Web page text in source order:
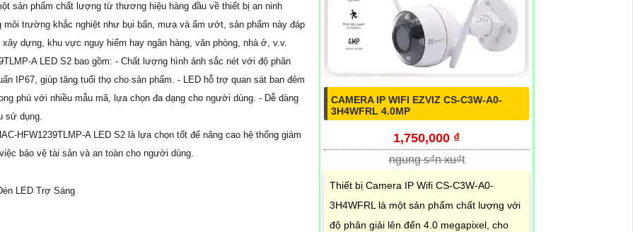
sản phẩm chất lượng từ thương hiệu hàng đầu về thiết bị an ninh
môi trường khắc nghiệt như bụi bẩn, mưa và ẩm ướt, sản phẩm này đáp
dựng, khu vực nguy hiểm hay ngân hàng, văn phòng, nhà ở, v.v.
A LED S2 bao gồm: - Chất lượng hình ảnh sắc nét với độ phân
IP67, giúp tăng tuổi thọ cho sản phẩm. - LED hỗ trợ quan sát ban đêm
phú với nhiều mẫu mã, lựa chọn đa dạng cho người dùng. - Dễ dàng
sử dụng.
HFW1239TLMP-A LED S2 là lựa chọn tốt để nâng cao hệ thống giám
bảo vệ tài sản và an toàn cho người dùng.
CAMERA IP WIFI EZVIZ CS-C3W-A0-
3H4WFRL 4.0MP
1,750,000 ₫
ngung s₫n xu₫t
Thiết bị Camera IP Wifi CS-C3W-A0-
3H4WFRL là một sản phẩm chất lượng với
độ phân giải lên đến 4.0 megapixel, cho